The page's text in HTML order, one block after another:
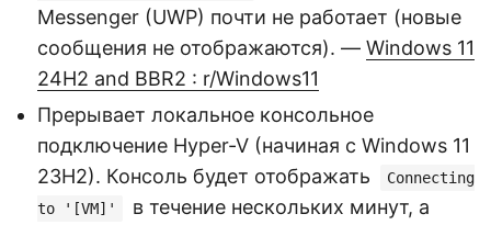
Messenger (UWP) почти не работает (новые
сообщения не отображаются). — Windows 11
24H2 and BBR2 : r/Windows11
Прерывает локальное консольное
подключение Hyper-V (начиная с Windows 11
23H2). Консоль будет отображать
Connecting
to '[VM]'
в течение нескольких минут, а